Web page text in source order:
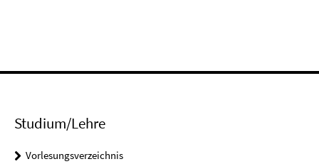
Studium/Lehre
Vorlesungsverzeichnis